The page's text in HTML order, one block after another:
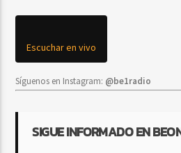
Escuchar en vivo
Síguenos en Instagram: @be1radio
SIGUE INFORMADO EN